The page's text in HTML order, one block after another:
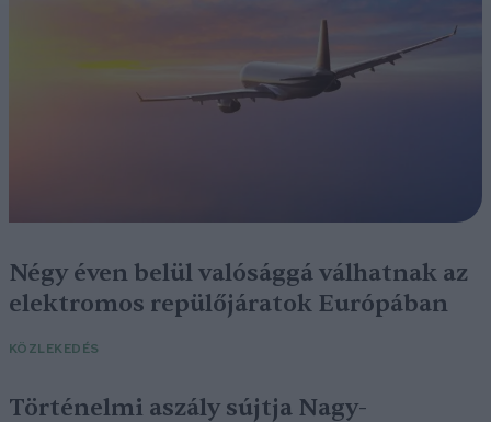
Négy éven belül valósággá válhatnak az
elektromos repülőjáratok Európában
KÖZLEKEDÉS
Történelmi aszály sújtja Nagy-